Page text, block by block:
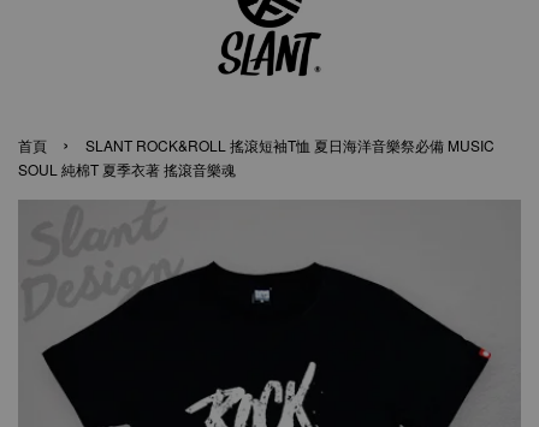
首頁 ›
SLANT ROCK&ROLL 搖滾短袖T恤 夏日海洋音樂祭必備 MUSIC
SOUL 純棉T 夏季衣著 搖滾音樂魂